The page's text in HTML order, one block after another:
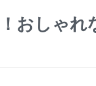
おしゃれ